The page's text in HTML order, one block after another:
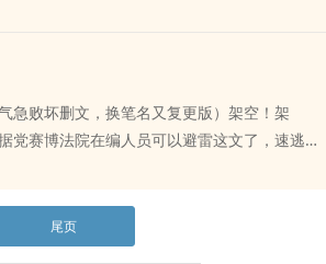
临山公馆，不是npGV拍摄现场，这里没有润
实在着急，建议直接退学，打个飞的去日本
升起的三颗新星。”?“慰贤！你去干嘛？”猛然
童宜一跳。“拜我大哥给我请大师开过光的虚
完黄妈这段话，脸上维持的假面垮的彻底。?“你
”?蔺岐说完，顾巍廷深以为然的点点头，真是
的她26岁生日只许了一个愿：平凡的苟活。
突然提着行李住进了她家不说，还捏着户口本
（？）：元肃男（？）：尤商豫男（？）：
，神经病一个不是骗婚男同，他只是爱犯
娇。
（伪）大结局的NP、一点儿也不H文，在
根本不开，发车理由绝对是基于女男主情绪
“好的”的顶级窝囊废，她更是全东亚完美小孩
格好、事业好。可惜“男人缘”不好，不是被骗
人三餐四季”；薛宜活了26年就谈过两个男
分手了也不让她好过，上赶着倒贴不说、还给
急败坏删文，换笔名又复更版）架空！架
党赛博法院在编人员可以避雷这文了，速逃速
非女帝文，非权谋文！！！小玉不爱当皇帝，
的。 作者也不是大文豪，搞不来高大上权谋，
尾页